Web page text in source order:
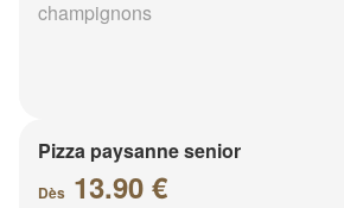
champignons
Pizza paysanne senior
Dès 13.90 €